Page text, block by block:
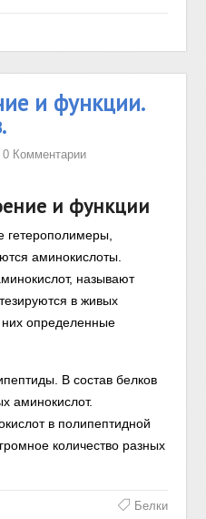
и функции.
0 Комментарии
и функции
гетерополимеры,
аминокислоты.
называют
в живых
определенные
В состав белков
аминокислот.
в полипептидной
количество разных
Белки